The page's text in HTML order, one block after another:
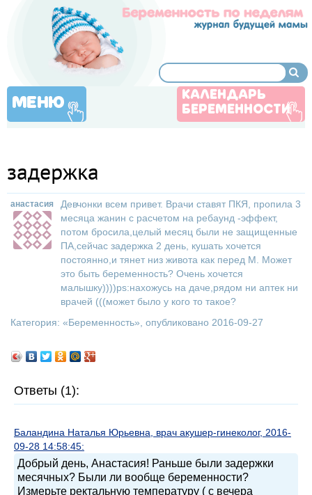
МЕНЮ
КАЛЕНДАРЬ
БЕРЕМЕННОСТИ
задержка
анастасия
Девчонки всем привет. Врачи ставят ПКЯ, пропила 3
месяца жанин с расчетом на ребаунд -эффект,
потом бросила,целый месяц были не защищенные
ПА,сейчас задержка 2 день, кушать хочется
постоянно,и тянет низ живота как перед М. Может
это быть беременность? Очень хочется
малышку))))ps:нахожусь на даче,рядом ни аптек ни
врачей (((может было у кого то такое?
Категория: «Беременность», опубликовано 2016-09-27
Ответы (1):
Баландина Наталья Юрьевна, врач акушер-гинеколог, 2016-
09-28 14:58:45:
Добрый день, Анастасия! Раньше были задержки
месячных? Были ли вообще беременности?
Измерьте ректальную температуру ( с вечера